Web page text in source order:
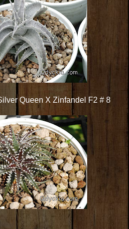
Queen X Zinfandel F2 # 8